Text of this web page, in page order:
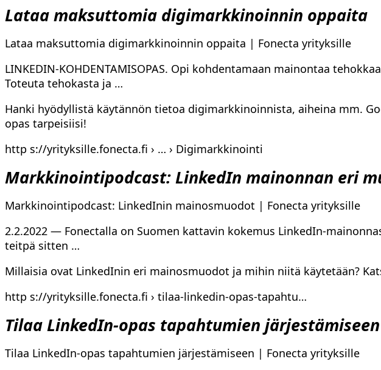
Lataa maksuttomia digimarkkinoinnin oppaita
Lataa maksuttomia digimarkkinoinnin oppaita | Fonecta yrityksille
LINKEDIN-KOHDENTAMISOPAS. Opi kohdentamaan mainontaa
Toteuta tehokasta ja …
Hanki hyödyllistä käytännön tietoa digimarkkinoinnista, aiheina mm.
opas tarpeisiisi!
http s://yrityksille.fonecta.fi › … › Digimarkkinointi
Markkinointipodcast: LinkedIn mainonnan eri
Markkinointipodcast: LinkedInin mainosmuodot | Fonecta yrityksille
2.2.2022 — Fonectalla on Suomen kattavin kokemus LinkedIn-
teitpä sitten …
Millaisia ovat LinkedInin eri mainosmuodot ja mihin niitä käytetään?
http s://yrityksille.fonecta.fi › tilaa-linkedin-opas-tapahtu…
Tilaa LinkedIn-opas tapahtumien järjestämiseen
Tilaa LinkedIn-opas tapahtumien järjestämiseen | Fonecta yrityksille